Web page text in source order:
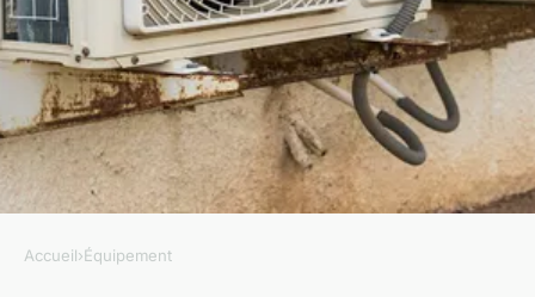
ÉQUIPEMENT
Accueil›Équipement